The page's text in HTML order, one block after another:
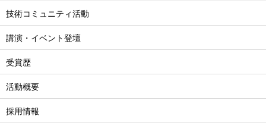
技術コミュニティ活動
講演・イベント登壇
受賞歴
活動概要
採用情報